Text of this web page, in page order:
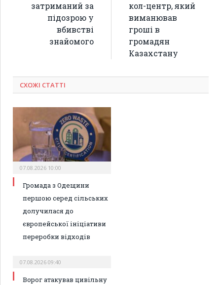
затриманий за
підозрою у
вбивстві
знайомого
кол-центр, який
виманював
гроші в
громадян
Казахстану
СХОЖІ СТАТТІ
07.08.2026 10:00
Громада з Одещини
першою серед сільських
долучилася до
європейської ініціативи
переробки відходів
07.08.2026 09:40
Ворог атакував цивільну